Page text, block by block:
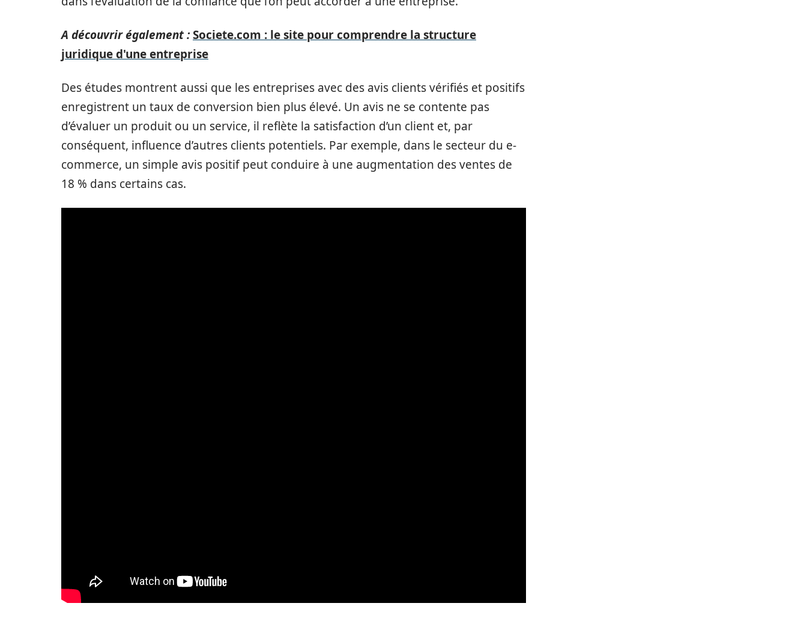
A découvrir également :Societe.com : le site pour comprendre la structure
juridique d'une entreprise
Des études montrent aussi que les entreprises avec des avis clients vérifiés et positifs
enregistrent un taux de conversion bien plus élevé. Un avis ne se contente pas
d’évaluer un produit ou un service, il reflète la satisfaction d’un client et, par
conséquent, influence d’autres clients potentiels. Par exemple, dans le secteur du e-
commerce, un simple avis positif peut conduire à une augmentation des ventes de
18 % dans certains cas.